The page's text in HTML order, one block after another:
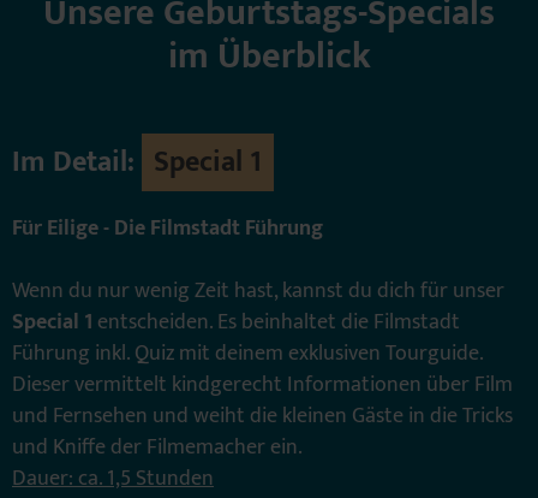
Unsere Geburtstags-Specials
im Überblick
Im Detail: Special 1
Für Eilige - Die Filmstadt Führung
Wenn du nur wenig Zeit hast, kannst du dich für unser
Special 1 entscheiden. Es beinhaltet die Filmstadt
Führung inkl. Quiz mit deinem exklusiven Tourguide.
Dieser vermittelt kindgerecht Informationen über Film
und Fernsehen und weiht die kleinen Gäste in die Tricks
und Kniffe der Filmemacher ein.
Dauer: ca. 1,5 Stunden